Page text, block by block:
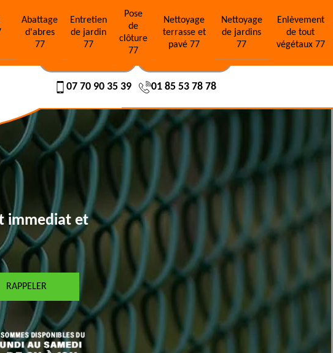
Abattage
d'abres
77
Entretien
de jardin
77
Pose
de
clôture
77
Nettoyage
terrasse et
pavé 77
Nettoyage
de jardins
77
Enlèvement
de tout
végétaux 77
NOS RÉALISATIONS NOUS CONTACTER
07 70 90 35 39 01 85 53 78 78
immediat et